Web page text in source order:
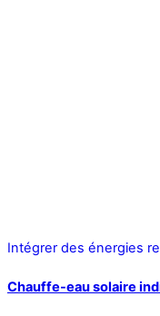
Intégrer des énergies
Chauffe-eau solaire